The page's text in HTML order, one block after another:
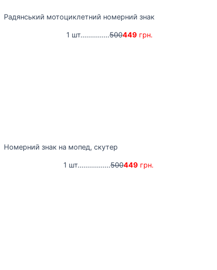
Радянський мотоциклетний номерний знак
1 шт...............500449 грн.
Номерний знак на мопед, скутер
1 шт.................500449 грн.